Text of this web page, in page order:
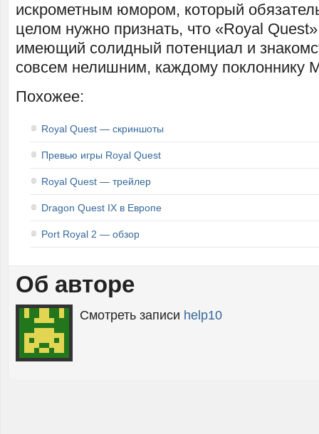
искрометным юмором, который
целом нужно признать, что «Royal Quest»
имеющий солидный потенциал и
совсем нелишним, каждому поклоннику
Похожее:
Royal Quest — скриншоты
Превью игры Royal Quest
Royal Quest — трейлер
Dragon Quest IX в Европе
Port Royal 2 — обзор
Об авторе
Смотреть записи help10